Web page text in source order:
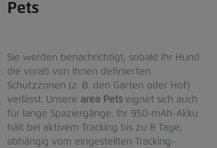
Pets
Sie werden benachrichtigt, sobald Ihr Hund
die vorab von Ihnen definierten
Schutzzonen (z. B. den Garten oder Hof)
verlässt. Unsere area Pets eignet sich auch
für lange Spaziergänge. Ihr 950-mAh-Akku
hält bei aktivem Tracking bis zu 8 Tage,
abhängig vom eingestellten Tracking-